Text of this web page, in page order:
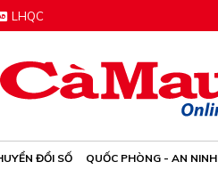
LHQC
ĐỔI SỐ QUỐC PHÒNG - AN NINH